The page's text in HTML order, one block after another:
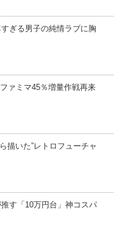
ぎる男子の純情ラブに胸
ァミマ45％増量作戦再来
描いた”レトロフューチャ
推す「10万円台」神コスパ